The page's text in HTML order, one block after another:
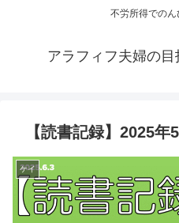
不労所得での
アラフィフ夫婦の
【読書記録】2025
ケイ